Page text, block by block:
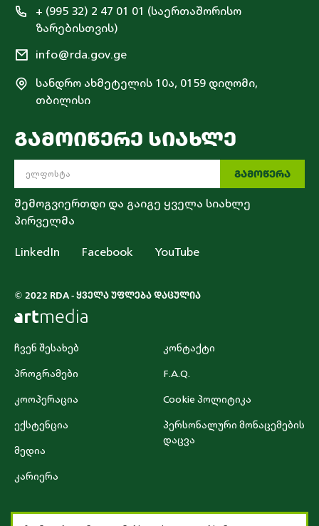
+ (995 32) 2 47 01 01 (საერთაშორისო
ზარებისთვის)
info@rda.gov.ge
სანდრო ახმეტელის 10ა, 0159 დიღომი,
თბილისი
ჩვენ შესახებ
პროგრამები
კოოპერაცია
ექსტენცია
მედია
კარიერა
კონტაქტი
F.A.Q.
Cookie პოლიტიკა
პერსონალური მონაცემების
დაცვა
ᲒᲐᲛᲝᲘᲬᲔᲠᲔ ᲡᲘᲐᲮᲚᲔ
ᲒᲐᲛᲝᲬᲔᲠᲐ
შემოგვიერთდი და გაიგე ყველა სიახლე
პირველმა
LinkedIn Facebook YouTube
© 2022 RDA - ᲧᲕᲔᲚᲐ ᲣᲤᲚᲔᲑᲐ ᲓᲐᲪᲣᲚᲘᲐ